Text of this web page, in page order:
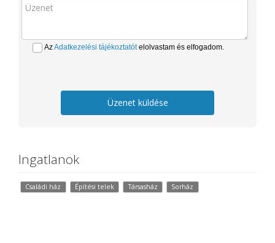
AzAdatkezelési tájékoztatótelolvastam és elfogadom.
Üzenet küldése
Ingatlanok
Családi ház Építési telek Társasház Sorház